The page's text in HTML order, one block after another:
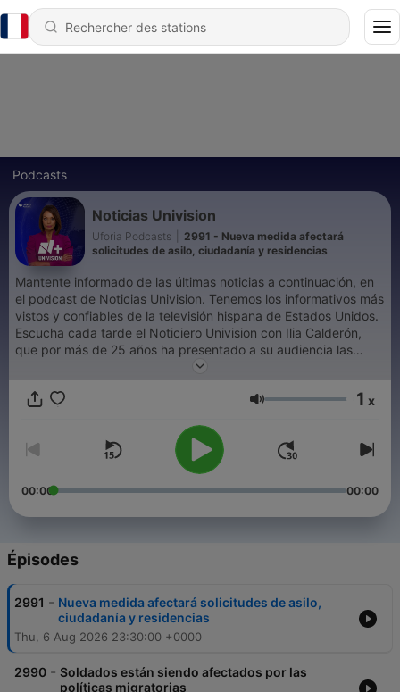
Podcasts
Noticias Univision
Uforia Podcasts
2991 - Nueva medida afectará
solicitudes de asilo, ciudadanía y residencias
Mantente informado de las últimas noticias a continuación, en
el podcast de Noticias Univision. Tenemos los informativos más
vistos y confiables de la televisión hispana de Estados Unidos.
Escucha cada tarde el Noticiero Univision con Ilia Calderón,
que por más de 25 años ha presentado a su audiencia las
noticias más importantes que ocurren en el país y el resto del
la comunidad latina. Oye después a media noche el noticiero
Nocturna” con Elián Zidane. Cada fin de semana ponte al día
con La Edición Digital del Noticiero Univision, que transmite los
hechos mundiales relevantes para la comunidad hispana
desde la sala de redacción, presentado por Carolina Sarassa y
Volume 1 x
00:00 00:00
Épisodes
2991 - Nueva medida afectará solicitudes de asilo,
ciudadanía y residencias
Thu, 6 Aug 2026 23:30:00 +0000
2990 - Soldados están siendo afectados por las
políticas migratorias